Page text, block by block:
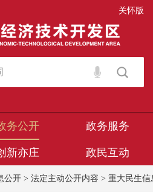
关怀版
务公开 政务服务
新亦庄 政民互动
公开 > 法定主动公开内容 > 重大民生信